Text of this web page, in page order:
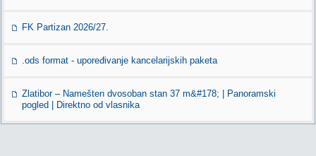
FK Partizan 2026/27.
.ods format - upoređivanje kancelarijskih paketa
Zlatibor – Namešten dvosoban stan 37 m&#178; | Panoramski
pogled | Direktno od vlasnika